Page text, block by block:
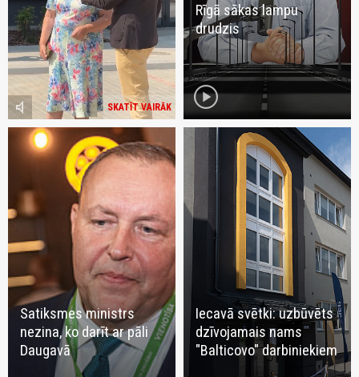
SKATĪT VAIRĀK
volume_mute
Rīgā sākas lampu
drudzis
play_circle
Satiksmes ministrs
nezina, ko darīt ar pāli
Daugavā
Iecavā svētki: uzbūvēts
dzīvojamais nams
"Balticovo" darbiniekiem